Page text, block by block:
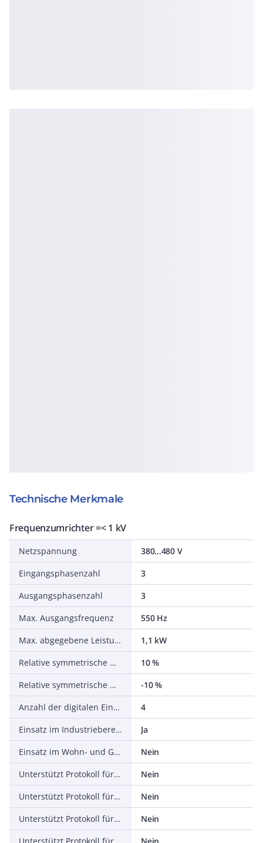
Technische Merkmale
Frequenzumrichter =< 1 kV
Netzspannung
380...480 V
Eingangsphasenzahl
3
Ausgangsphasenzahl
3
Max. Ausgangsfrequenz
550 Hz
Max. abgegebene Leistung bei linearer Belastung bei Bemessungsausgangsspannung
1,1 kW
Relative symmetrische Netzfrequenztoleranz
10 %
Relative symmetrische Netzspannungstoleranz
-10 %
Anzahl der digitalen Eingänge
4
Einsatz im Industriebereich zulässig
Ja
Einsatz im Wohn- und Gewerbebereich zulässig
Nein
Unterstützt Protokoll für TCP/IP
Nein
Unterstützt Protokoll für PROFIBUS
Nein
Unterstützt Protokoll für CAN
Nein